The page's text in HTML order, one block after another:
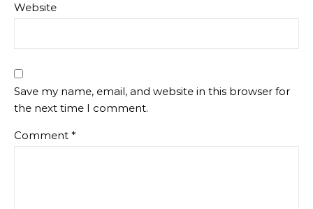
Website
Save my name, email, and website in this browser for
the next time I comment.
Comment *